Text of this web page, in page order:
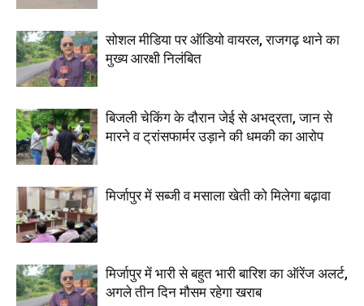
सोशल मीडिया पर ऑडियो वायरल, राजगढ़ थाने का
मुख्य आरक्षी निलंबित
बिजली चेकिंग के दौरान जेई से अभद्रता, जान से
मारने व ट्रांसफार्मर उड़ाने की धमकी का आरोप
मिर्जापुर में सब्जी व मसाला खेती को मिलेगा बढ़ावा
मिर्जापुर में भारी से बहुत भारी बारिश का ऑरेंज अलर्ट,
अगले तीन दिन मौसम रहेगा खराब